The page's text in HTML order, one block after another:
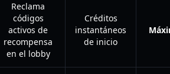
Reclama
códigos
activos de
recompensa
en el lobby
Créditos
instantáneos
de inicio